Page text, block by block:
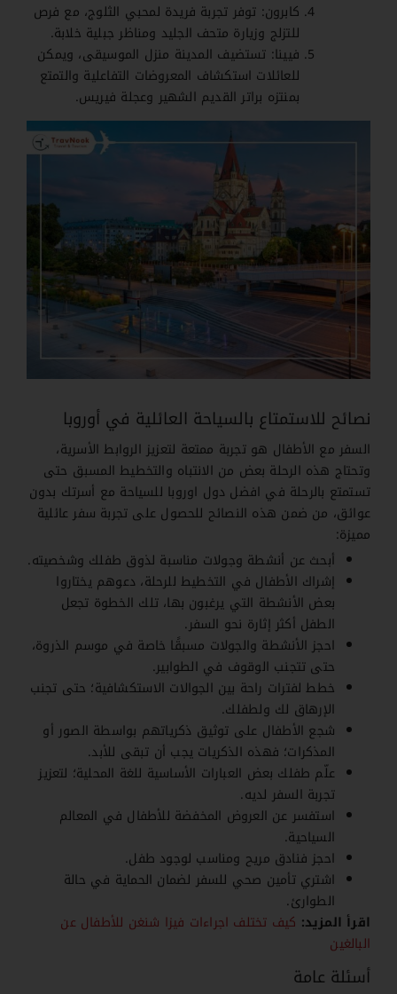
كابرون: توفر تجربة فريدة لمحبي الثلوج، مع فرص
للتزلج وزيارة متحف الجليد ومناظر جبلية خلابة.
فيينا: تستضيف المدينة منزل الموسيقى، ويمكن
للعائلات استكشاف المعروضات التفاعلية والتمتع
بمنتزه براتر القديم الشهير وعجلة فيريس.
نصائح للاستمتاع بالسياحة العائلية في أوروبا
السفر مع الأطفال هو تجربة ممتعة لتعزيز الروابط الأسرية،
وتحتاج هذه الرحلة بعض من الانتباه والتخطيط المسبق حتى
تستمتع بالرحلة في افضل دول اوروبا للسياحة مع أسرتك بدون
عوائق، من ضمن هذه النصائح للحصول على تجربة سفر عائلية
مميزة:
أبحث عن أنشطة وجولات مناسبة لذوق طفلك وشخصيته.
إشراك الأطفال في التخطيط للرحلة، دعوهم يختاروا
بعض الأنشطة التي يرغبون بها، تلك الخطوة تجعل
الطفل أكثر إثارة نحو السفر.
احجز الأنشطة والجولات مسبقًا خاصة في موسم الذروة،
حتى تتجنب الوقوف في الطوابير.
خطط لفترات راحة بين الجوالات الاستكشافية؛ حتى تجنب
الإرهاق لك ولطفلك.
شجع الأطفال على توثيق ذكرياتهم بواسطة الصور أو
المذكرات؛ فهذه الذكريات يجب أن تبقى للأبد.
علّم طفلك بعض العبارات الأساسية للغة المحلية؛ لتعزيز
تجربة السفر لديه.
استفسر عن العروض المخفضة للأطفال في المعالم
السياحية.
احجز فنادق مريح ومناسب لوجود طفل.
اشتري تأمين صحي للسفر لضمان الحماية في حالة
الطوارئ.
اقرأ المزيد: كيف تختلف اجراءات فيزا شنغن للأطفال عن
البالغين
أسئلة عامة